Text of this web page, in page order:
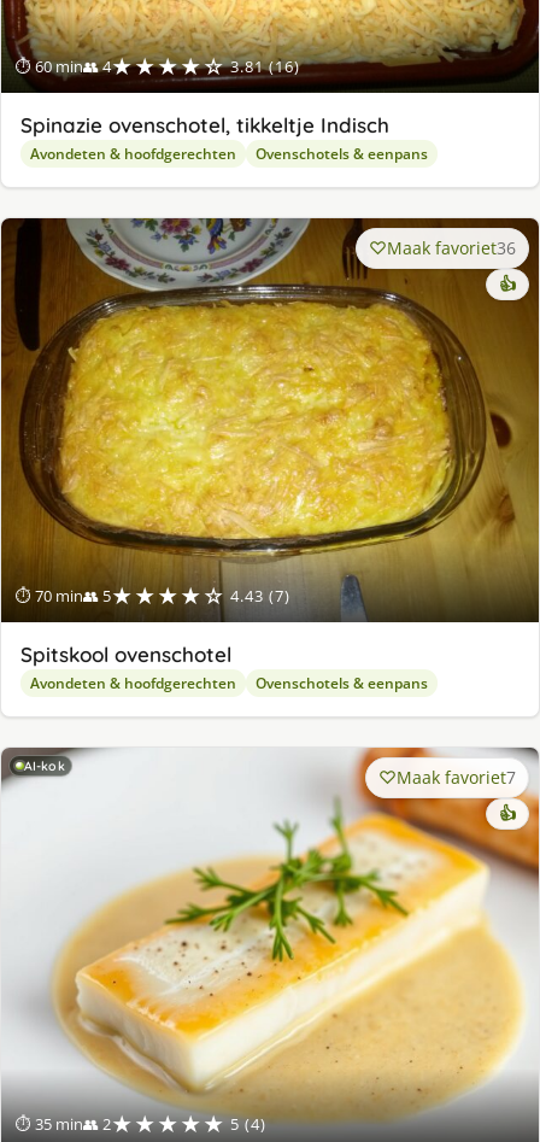
⏱ 60 min👥 4★★★★☆ 3.81 (16)
Spinazie ovenschotel, tikkeltje Indisch
Avondeten & hoofdgerechten Ovenschotels & eenpans
⏱ 70 min👥 5★★★★☆ 4.43 (7)
Maak favoriet36
👍
Spitskool ovenschotel
Avondeten & hoofdgerechten Ovenschotels & eenpans
AI-kok
⏱ 35 min👥 2★★★★★ 5 (4)
Maak favoriet7
👍